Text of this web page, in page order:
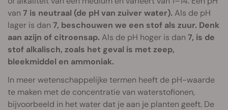
van 7 is neutraal (de pH van zuiver water). Als de pH
lager is dan 7, beschouwen we een stof als zuur. Denk
aan azijn of citroensap. Als de pH hoger is dan 7, is de
stof alkalisch, zoals het geval is met zeep,
bleekmiddel en ammoniak.
In meer wetenschappelijke termen heeft de pH-waarde
te maken met de concentratie van waterstofionen,
bijvoorbeeld in het water dat je aan je planten geeft. De